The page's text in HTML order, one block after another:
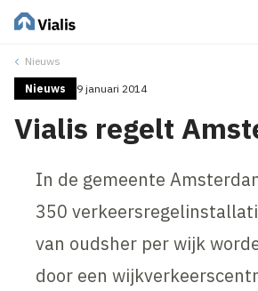
Nieuws
Nieuws 9 januari 2014
Vialis regelt
In de gemeente
350
van oudsher per wijk
door een